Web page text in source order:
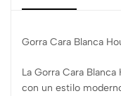
Gorra Cara Blanca
La Gorra Cara
con un estilo